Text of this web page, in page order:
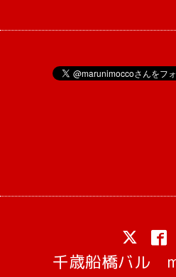
千歳船橋バル